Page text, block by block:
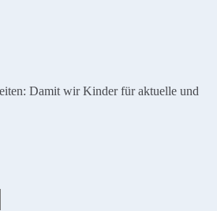
Damit wir Kinder für aktuelle und